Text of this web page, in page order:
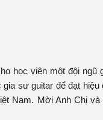
học viên một đội
sư guitar để đạt
Nam. Mời Anh Chị